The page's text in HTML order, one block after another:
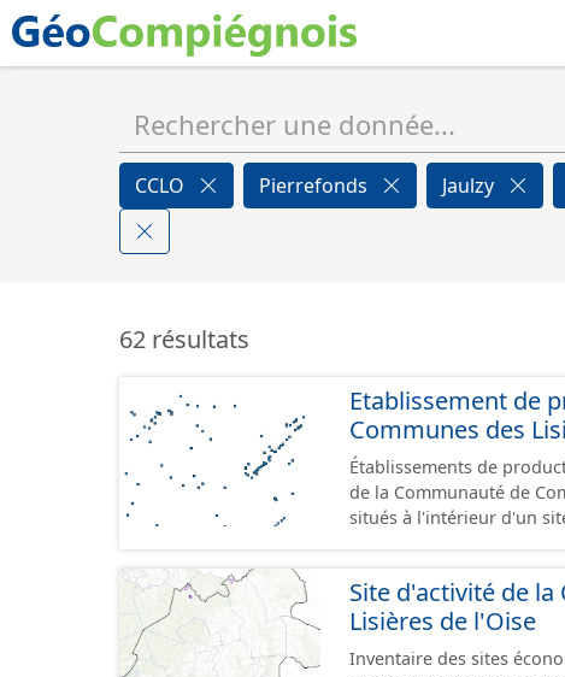
CCLO Pierrefonds Jaulzy
62 résultats
Etablissement de
Communes des
Établissements de
de la Communauté de Communes
situés à l'intérieur d'un
terrains à vocation
du CNIG se limitant aux
Site d'activité de
Lisières de l'Oise
Inventaire des sites